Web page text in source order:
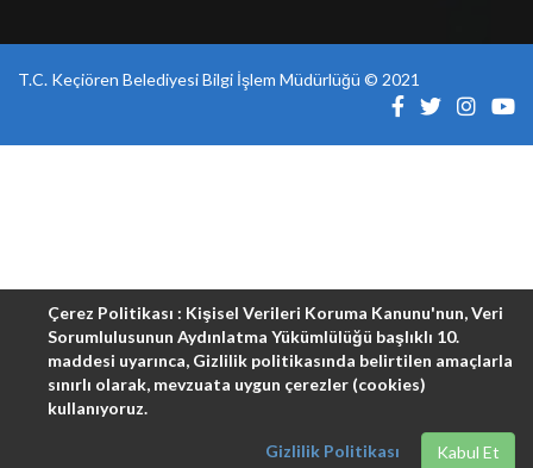
T.C. Keçiören Belediyesi Bilgi İşlem Müdürlüğü © 2021
Çerez Politikası : Kişisel Verileri Koruma Kanunu'nun, Veri
Sorumlulusunun Aydınlatma Yükümlülüğü başlıklı 10.
maddesi uyarınca, Gizlilik politikasında belirtilen amaçlarla
sınırlı olarak, mevzuata uygun çerezler (cookies)
kullanıyoruz.
Gizlilik Politikası